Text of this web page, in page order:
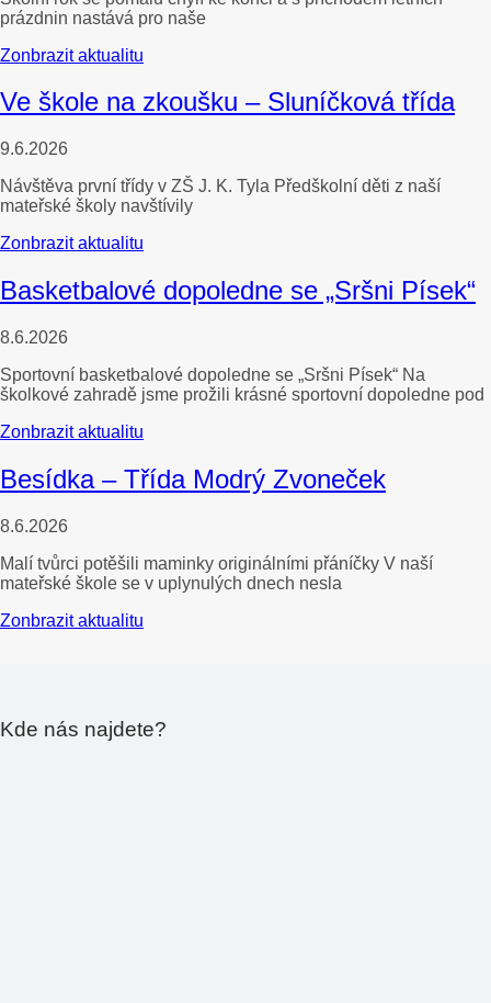
prázdnin nastává pro naše
Zonbrazit aktualitu
Ve škole na zkoušku – Sluníčková třída
9.6.2026
Návštěva první třídy v ZŠ J. K. Tyla Předškolní děti z naší
mateřské školy navštívily
Zonbrazit aktualitu
Basketbalové dopoledne se „Sršni Písek“
8.6.2026
Sportovní basketbalové dopoledne se „Sršni Písek“ Na
školkové zahradě jsme prožili krásné sportovní dopoledne pod
Zonbrazit aktualitu
Besídka – Třída Modrý Zvoneček
8.6.2026
Malí tvůrci potěšili maminky originálními přáníčky V naší
mateřské škole se v uplynulých dnech nesla
Zonbrazit aktualitu
Kde nás najdete?